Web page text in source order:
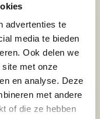
advertenties te
media te bieden
Ook delen we
met onze
en analyse. Deze
met andere
of die ze hebben
genießen Sie eine
im Museumscafé.
Sie €2,- Rabatt
Besuch in
einschließlich 18
Museum